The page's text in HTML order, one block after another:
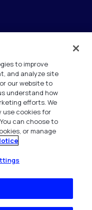
to improve
and analyze site
our website to
understand how
efforts. We
use cookies for
can choose to
or manage